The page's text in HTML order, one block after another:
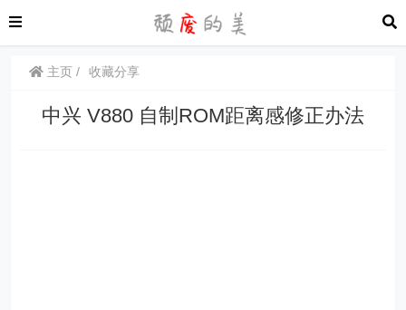
主页 收藏分享
中兴 V880 自制ROM距离感修正办法